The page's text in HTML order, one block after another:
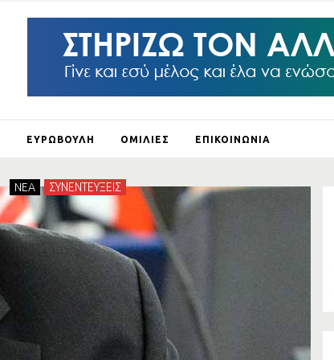
ΕΥΡΩΒΟΥΛΗ ΟΜΙΛΙΕΣ ΕΠΙΚΟΙΝΩΝΙΑ
NEA ΣΥΝΕΝΤΕΥΞΕΙΣ